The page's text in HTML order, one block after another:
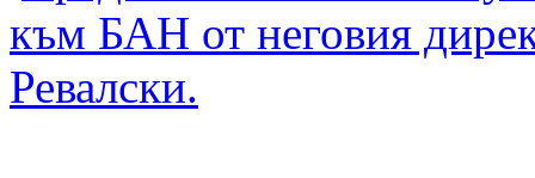
към БАН от неговия
Ревалски.